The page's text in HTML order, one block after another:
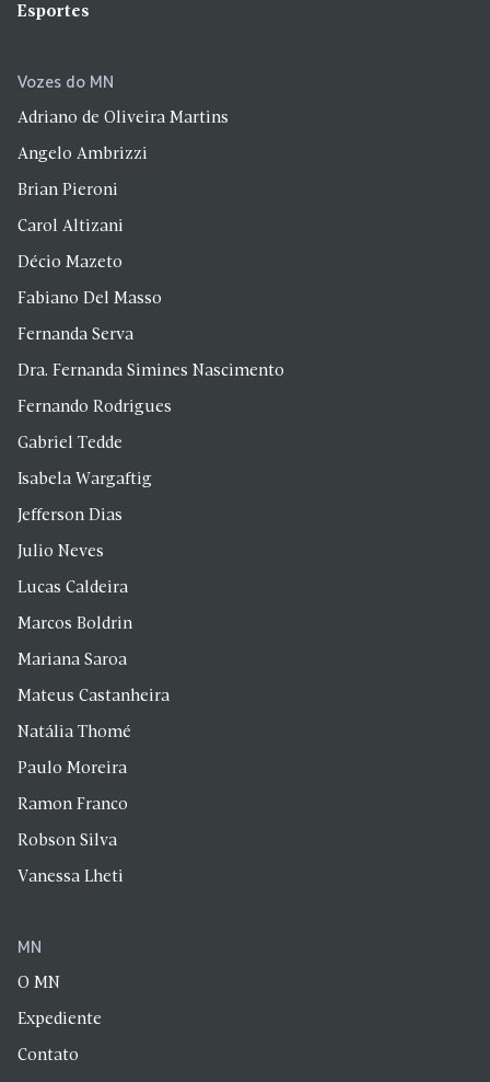
Esportes
Vozes do MN
Adriano de Oliveira Martins
Angelo Ambrizzi
Brian Pieroni
Carol Altizani
Décio Mazeto
Fabiano Del Masso
Fernanda Serva
Dra. Fernanda Simines Nascimento
Fernando Rodrigues
Gabriel Tedde
Isabela Wargaftig
Jefferson Dias
Julio Neves
Lucas Caldeira
Marcos Boldrin
Mariana Saroa
Mateus Castanheira
Natália Thomé
Paulo Moreira
Ramon Franco
Robson Silva
Vanessa Lheti
MN
O MN
Expediente
Contato